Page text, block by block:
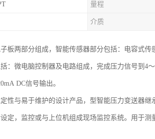
量程
介质
板两部分组成，智能传感器部分包括：电容式
：微电脑控制器及电路组成，完成压力信号到4
DC信号输出。
性与易于维护的设计产品，型智能压力变送器
定，监控或与上位机组成现场监控系统。用于